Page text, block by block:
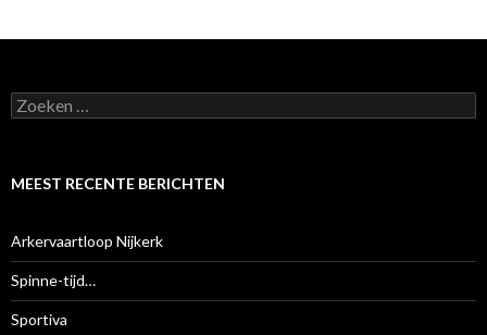
navigatie
Z
o
e
a
a
r
:
MEEST RECENTE BERICHTEN
Arkervaartloop Nijkerk
Spinne-tijd…
Sportiva